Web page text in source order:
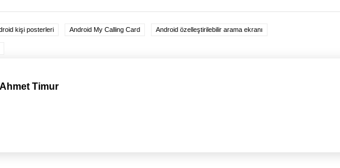
kişi posterleri Android My Calling Card Android özelleştirilebilir arama ekranı
Ahmet Timur